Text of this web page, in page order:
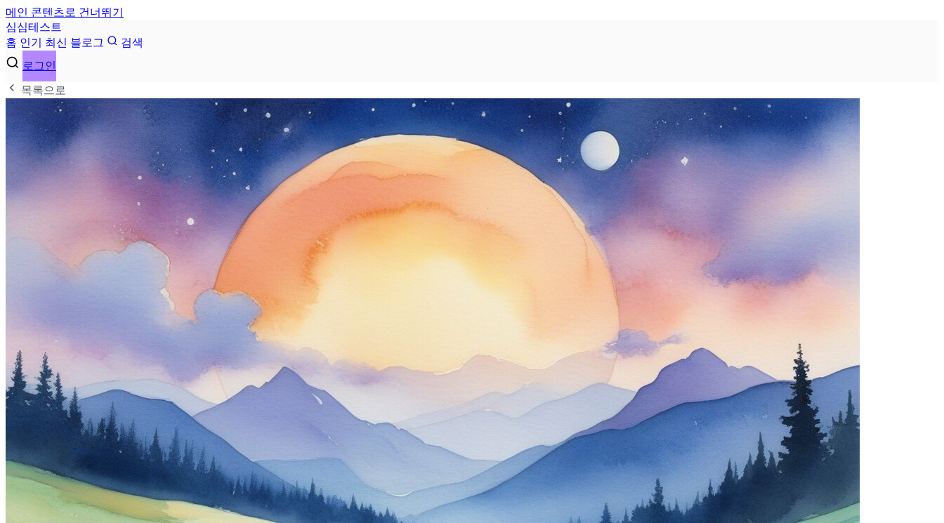
메인 콘텐츠로 건너뛰기
심심테 스 트
홈 인기 최신 블로그
검색
로그인
목록으로